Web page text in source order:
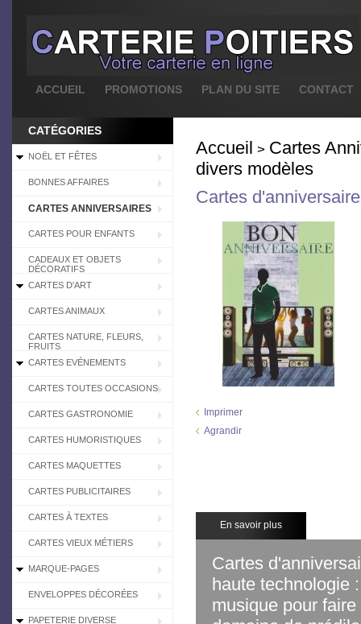
ACCUEIL PROMOTIONS PLAN DU SITE CONTACT
CATÉGORIES
NOËL ET FÊTES
BONNES AFFAIRES
CARTES ANNIVERSAIRES
CARTES POUR ENFANTS
CADEAUX ET OBJETS
DÉCORATIFS
CARTES D'ART
CARTES ANIMAUX
CARTES NATURE, FLEURS,
FRUITS
CARTES EVÉNEMENTS
CARTES TOUTES OCCASIONS
CARTES GASTRONOMIE
CARTES HUMORISTIQUES
CARTES MAQUETTES
CARTES PUBLICITAIRES
CARTES À TEXTES
CARTES VIEUX MÉTIERS
MARQUE-PAGES
ENVELOPPES DÉCORÉES
PAPETERIE DIVERSE
Accueil > Cartes
divers modèles
Cartes
Imprimer
Agrandir
En savoir plus
Cartes
haute technologie
musique pour